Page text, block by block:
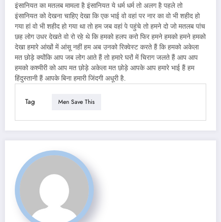
इंसानियत का मतलब मामला है इंसानियत ये धर्म धर्म तो अलग है पहले तो
इंसानियत को देखना चाहिए देखा कि एक भाई वो वहां पर नार का वो भी शहीद हो
गया हां वो भी शहीद हो गया था तो हम जब वहां पे पहुंचे तो हमने दो जो मतलब पांच
छह लोग उधर देखते वो रो रहे थे कि हमको हलप करो फिर हमने हमको हमने हमको
देखा हमारे आंखों में आंसू नहीं हम अब उनको रिक्वेस्ट करते हैं कि हमको अकेला
मत छोड़े क्योंकि आप जब लोग आते हैं तो हमारे घरों में चिराग जलते हैं आप आप
हमको कश्मीरी को आप मत छोड़े अकेला मत छोड़े आपके आप हमारे भाई हैं हम
हिंदुस्तानी हैं आपके बिना हमारी जिंदगी अधूरी है.
Tag Men Save This